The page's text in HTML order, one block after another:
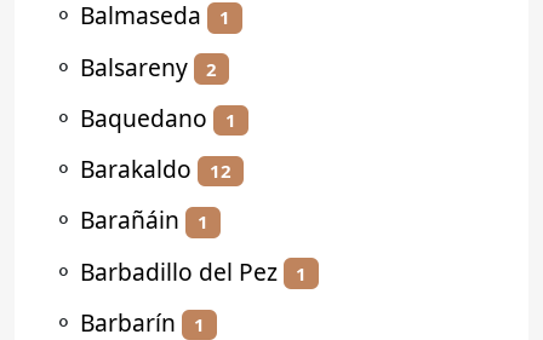
⚬ Balmaseda 1
⚬ Balsareny 2
⚬ Baquedano 1
⚬ Barakaldo 12
⚬ Barañáin 1
⚬ Barbadillo del Pez 1
⚬ Barbarín 1